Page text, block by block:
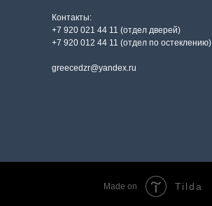
Контакты:
+7 920 021 44 11 (отдел дверей)
+7 920 012 44 11 (отдел по остеклению)
greecedzr@yandex.ru
Made on Tilda